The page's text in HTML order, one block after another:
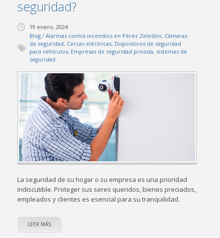
seguridad?
19 enero, 2024
Blog /Alarmas contra incendios en Pérez Zeledón, Cámaras
de seguridad, Cercas eléctricas, Dispositivos de seguridad
para vehículos, Empresas de seguridad privada, sistemas de
seguridad
La seguridad de su hogar o su empresa es una prioridad
indiscutible. Proteger sus seres queridos, bienes preciados,
empleados y clientes es esencial para su tranquilidad.
LEER MÁS